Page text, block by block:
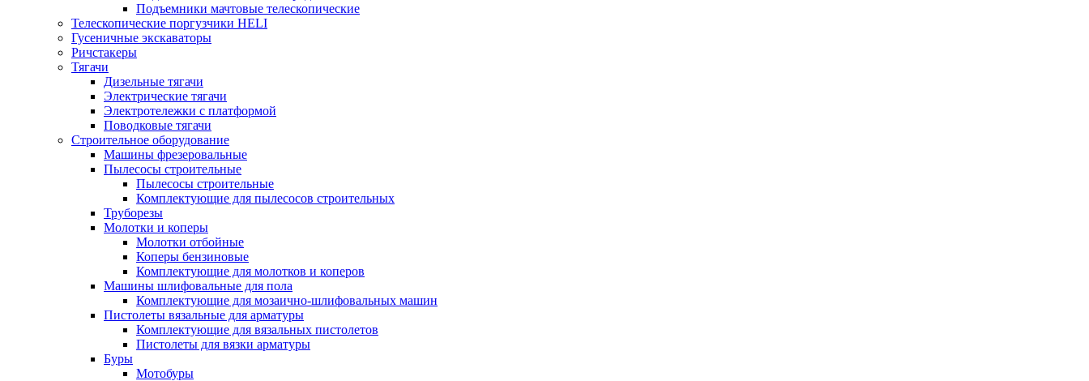
Подъемники мачтовые телескопические
Телескопические поргузчики HELI
Гусеничные экскаваторы
Ричстакеры
Тягачи
Дизельные тягачи
Электрические тягачи
Электротележки с платформой
Поводковые тягачи
Строительное оборудование
Машины фрезеровальные
Пылесосы строительные
Пылесосы строительные
Комплектующие для пылесосов строительных
Труборезы
Молотки и коперы
Молотки отбойные
Коперы бензиновые
Комплектующие для молотков и коперов
Машины шлифовальные для пола
Комплектующие для мозаично-шлифовальных машин
Пистолеты вязальные для арматуры
Комплектующие для вязальных пистолетов
Пистолеты для вязки арматуры
Буры
Мотобуры